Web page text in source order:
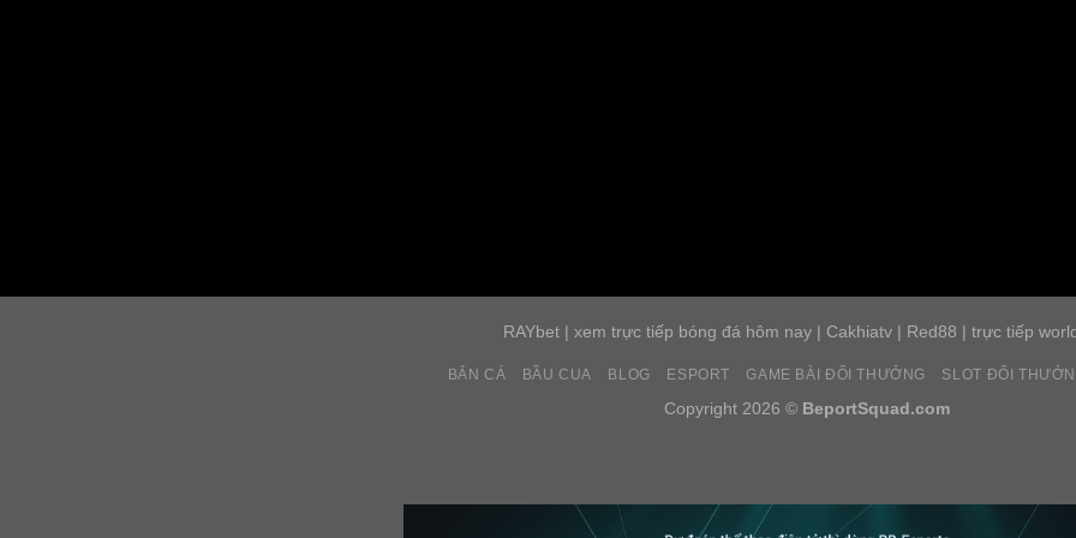
RAYbet| xem trực tiếp bóng đá hôm nay | Cakhiatv| Red88 | trực tiếp
BẮN CÁ BẦU CUA BLOG ESPORT GAME BÀI ĐỔI THƯỞNG SLOT ĐỔI
Copyright 2026 © BeportSquad.com